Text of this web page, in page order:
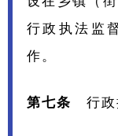
行政执法监
作。
第七条 行政